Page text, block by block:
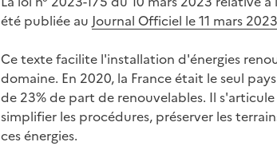
été publiée au Journal Officiel le 11 mars 2023
Ce texte facilite l'installation d'énergies
domaine. En 2020, la France était le seul
de 23% de part de renouvelables. Il
simplifier les procédures, préserver les
ces énergies.